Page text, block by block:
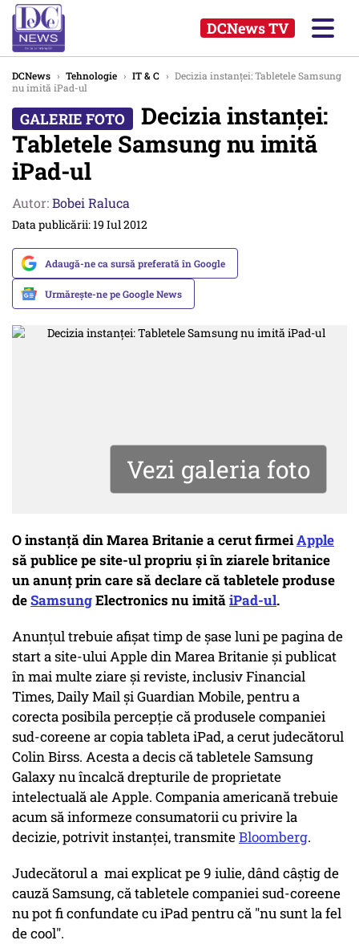
DCNews TV
DCNews › Tehnologie › IT & C › Decizia instanței: Tabletele Samsung
nu imită iPad-ul
Decizia instanței:
Tabletele Samsung nu imită
iPad-ul
Autor:Bobei Raluca
Data publicării: 19 Iul 2012
Adaugă-ne ca sursă preferată în Google
Urmărește-ne pe Google News
Vezi galeria foto
O instanţă din Marea Britanie a cerut firmeiApple
să publice pe site-ul propriu şi în ziarele britanice
un anunţ prin care să declare că tabletele produse
deSamsungElectronics nu imităiPad-ul.
Anunţul trebuie afişat timp de şase luni pe pagina de
start a site-ului Apple din Marea Britanie şi publicat
în mai multe ziare şi reviste, inclusiv Financial
Times, Daily Mail şi Guardian Mobile, pentru a
corecta posibila percepţie că produsele companiei
sud-coreene ar copia tableta iPad, a cerut judecătorul
Colin Birss. Acesta a decis că tabletele Samsung
Galaxy nu încalcă drepturile de proprietate
intelectuală ale Apple. Compania americană trebuie
acum să informeze consumatorii cu privire la
decizie, potrivit instanţei, transmiteBloomberg.
Judecătorul a mai explicat pe 9 iulie, dând câştig de
cauză Samsung, că tabletele companiei sud-coreene
nu pot fi confundate cu iPad pentru că "nu sunt la fel
de cool".